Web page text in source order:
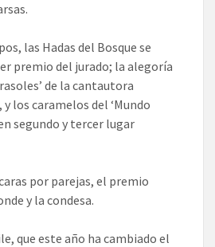
las Hadas del Bosque se
premio del jurado; la alegoría
de la cantautora
los caramelos del ‘Mundo
segundo y tercer lugar
por parejas, el premio
y la condesa.
que este año ha cambiado el